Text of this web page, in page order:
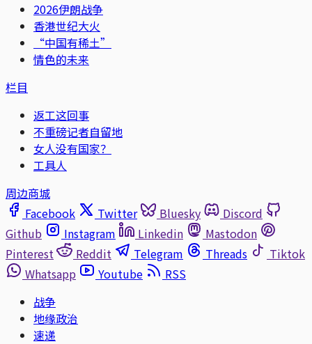
2026伊朗战争
香港世纪大火
“中国有稀土”
情色的未来
栏目
返工这回事
不重磅记者自留地
女人没有国家？
工具人
周边商城
Facebook
Twitter Bluesky
Discord
Github
Instagram Linkedin
Mastodon
Pinterest
Reddit Telegram Threads
Tiktok
Whatsapp
Youtube
RSS
战争
地缘政治
速递